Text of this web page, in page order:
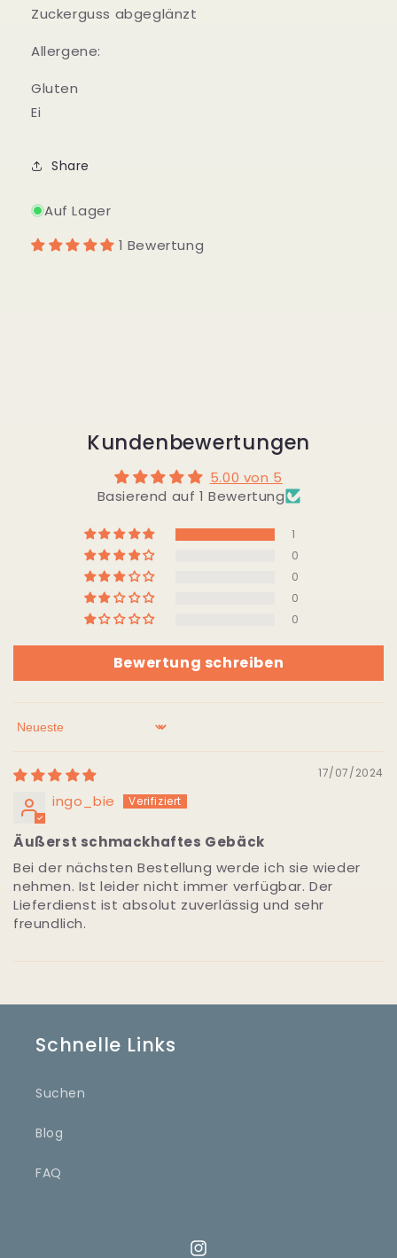
Zuckerguss abgeglänzt
Allergene:
Gluten
Ei
Share
Auf Lager
1 Bewertung
Kundenbewertungen
5.00 von 5
Basierend auf 1 Bewertung
1
0
0
0
0
Bewertung schreiben
Sort by
17/07/2024
ingo_bie
Äußerst schmackhaftes Gebäck
Bei der nächsten Bestellung werde ich sie wieder
nehmen. Ist leider nicht immer verfügbar. Der
Lieferdienst ist absolut zuverlässig und sehr
freundlich.
Schnelle Links
Suchen
Blog
FAQ